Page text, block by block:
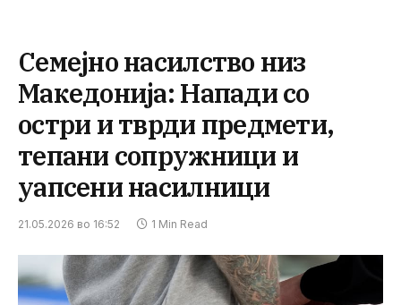
Семејно насилство низ
Македонија: Напади со
остри и тврди предмети,
тепани сопружници и
уапсени насилници
21.05.2026 во 16:52 1 Min Read